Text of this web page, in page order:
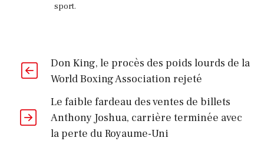
sport.
Don King, le procès des poids lourds de la
World Boxing Association rejeté
Le faible fardeau des ventes de billets
Anthony Joshua, carrière terminée avec
la perte du Royaume-Uni